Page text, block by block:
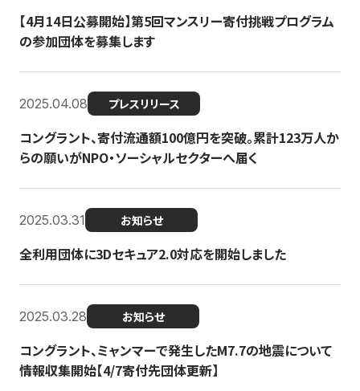
【4月14日公募開始】第5回マンスリー寄付挑戦プログラム
の参加団体を募集します
2025.04.08 プレスリリース
コングラント、寄付流通額100億円を突破。累計123万人か
らの願いがNPO・ソーシャルセクターへ届く
2025.03.31 お知らせ
全利用団体に3Dセキュア2.0対応を開始しました
2025.03.28 お知らせ
コングラント、ミャンマーで発生したM7.7の地震について
情報収集開始【4/7寄付先団体更新】